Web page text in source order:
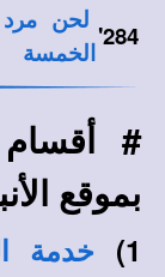
284
' لحن مرد
الخمسة
#
بموقع
1)
خدمة